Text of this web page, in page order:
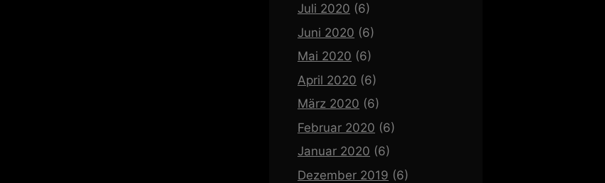
Juli 2020 (6)
Juni 2020 (6)
Mai 2020 (6)
April 2020 (6)
März 2020 (6)
Februar 2020 (6)
Januar 2020 (6)
Dezember 2019 (6)